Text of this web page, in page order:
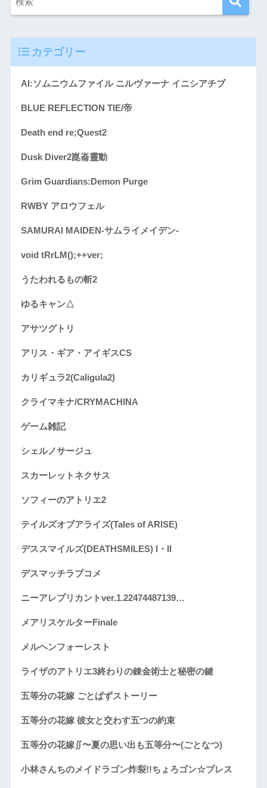
カテゴリー
AI:ソムニウムファイル ニルヴァーナ イニシアチブ
BLUE REFLECTION TIE/帝
Death end re;Quest2
Dusk Diver2崑崙靈動
Grim Guardians:Demon Purge
RWBY アロウフェル
SAMURAI MAIDEN-サムライメイデン-
void tRrLM();++ver;
うたわれるもの斬2
ゆるキャン△
アサツグトリ
アリス・ギア・アイギスCS
カリギュラ2(Caligula2)
クライマキナ/CRYMACHINA
ゲーム雑記
シェルノサージュ
スカーレットネクサス
ソフィーのアトリエ2
テイルズオブアライズ(Tales of ARISE)
デススマイルズ(DEATHSMILES) I・II
デスマッチラブコメ
ニーアレプリカントver.1.22474487139…
メアリスケルターFinale
メルヘンフォーレスト
ライザのアトリエ3終わりの錬金術士と秘密の鍵
五等分の花嫁 ごとぱずストーリー
五等分の花嫁 彼女と交わす五つの約束
五等分の花嫁∬〜夏の思い出も五等分〜(ごとなつ)
小林さんちのメイドラゴン炸裂!!ちょろゴン☆ブレス